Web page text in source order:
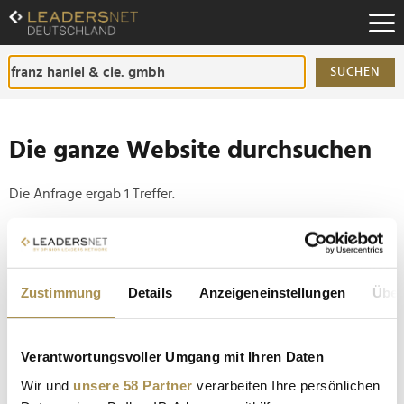
Zustimmung Details Anzeigeneinstellungen
Verantwortungsvoller Umgang mit Ihren Daten
Wir und unsere 58 Partner verarbeiten Ihre persönlichen
Zum
Inhalt
Zur
Fußzeilen-
Navigation
SUCHEN
Die ganze Website durchsuchen
Die Anfrage ergab 1 Treffer.
Tipp
Setzen Sie die gesuchten Wörter zwischen
Anführungszeichen: zb "Vorname Nachname".
Biesterfeld AG: Stephan Glander übernimmt
Vorstandsvorsitz